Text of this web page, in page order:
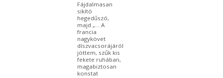
Fájdalmasan
sikító
hegedűszó,
majd „… A
francia
nagykövet
díszvacsorájáról
jöttem, szűk kis
fekete ruhában,
magabiztosan
konstat